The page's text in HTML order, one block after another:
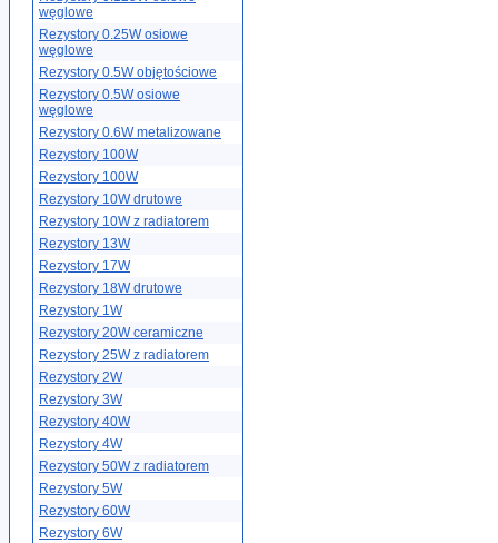
węglowe
Rezystory 0.25W osiowe
węglowe
Rezystory 0.5W objętościowe
Rezystory 0.5W osiowe
węglowe
Rezystory 0.6W metalizowane
Rezystory 100W
Rezystory 100W
Rezystory 10W drutowe
Rezystory 10W z radiatorem
Rezystory 13W
Rezystory 17W
Rezystory 18W drutowe
Rezystory 1W
Rezystory 20W ceramiczne
Rezystory 25W z radiatorem
Rezystory 2W
Rezystory 3W
Rezystory 40W
Rezystory 4W
Rezystory 50W z radiatorem
Rezystory 5W
Rezystory 60W
Rezystory 6W